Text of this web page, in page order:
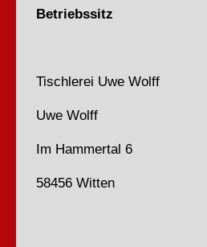
Betriebssitz
Tischlerei Uwe Wolff
Uwe Wolff
Im Hammertal 6
58456 Witten